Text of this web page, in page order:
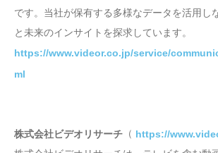
です。当社が保有する多様なデータを活用し
と未来のインサイトを探求しています。
https://www.videor.co.jp/service/
ml
株式会社ビデオリサーチ （ https://